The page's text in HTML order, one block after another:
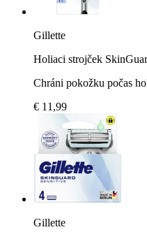
Gillette
Holiaci strojček
Chráni pokožku počas
€ 11,99
Gillette